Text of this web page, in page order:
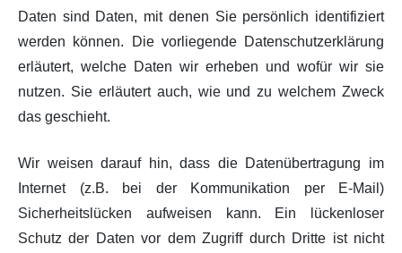
Daten sind Daten, mit denen Sie persönlich identifiziert
werden können. Die vorliegende Datenschutzerklärung
erläutert, welche Daten wir erheben und wofür wir sie
nutzen. Sie erläutert auch, wie und zu welchem Zweck
das geschieht.
Wir weisen darauf hin, dass die Datenübertragung im
Internet (z.B. bei der Kommunikation per E-Mail)
Sicherheitslücken aufweisen kann. Ein lückenloser
Schutz der Daten vor dem Zugriff durch Dritte ist nicht